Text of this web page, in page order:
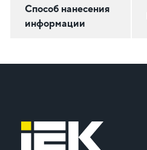
Способ нанесения
информации